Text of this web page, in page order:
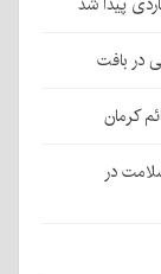
کرمان
در